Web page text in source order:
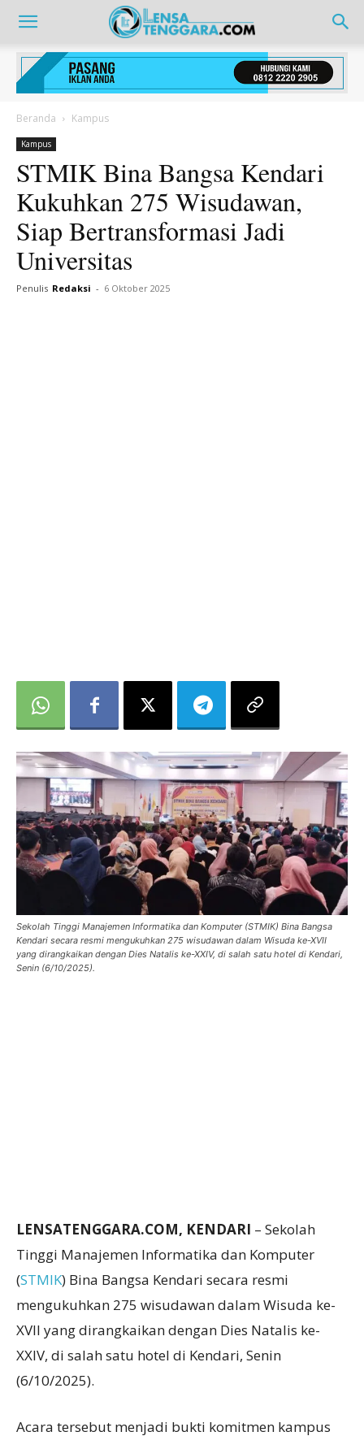
Beranda Kampus
Kampus
STMIK Bina Bangsa Kendari
Kukuhkan 275 Wisudawan,
Siap Bertransformasi Jadi
Universitas
Penulis Redaksi - 6 Oktober 2025
Sekolah Tinggi Manajemen Informatika dan Komputer (STMIK) Bina Bangsa
Kendari secara resmi mengukuhkan 275 wisudawan dalam Wisuda ke-XVII
yang dirangkaikan dengan Dies Natalis ke-XXIV, di salah satu hotel di Kendari,
Senin (6/10/2025).
LENSATENGGARA.COM, KENDARI – Sekolah
Tinggi Manajemen Informatika dan Komputer
(STMIK) Bina Bangsa Kendari secara resmi
mengukuhkan 275 wisudawan dalam Wisuda ke-
XVII yang dirangkaikan dengan Dies Natalis ke-
XXIV, di salah satu hotel di Kendari, Senin
(6/10/2025).
Acara tersebut menjadi bukti komitmen kampus